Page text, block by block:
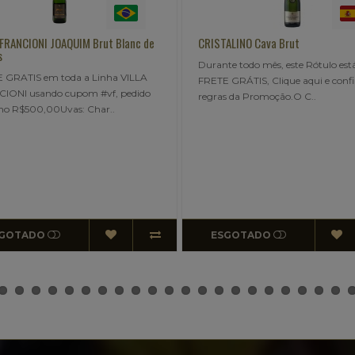
Cava Brut
todo mês, este Rótulo está com
GRÁTIS, Clique aqui e confira as
da Promoção.O C..
FREIXENET RODESTIU Cava Brut
FRETE GRATIS em todos os
FREIXENET, usando cupom
pedido mínimo R$600,00A
ESGOTADO